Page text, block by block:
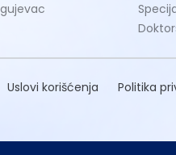
Uslovi korišćenja Politika